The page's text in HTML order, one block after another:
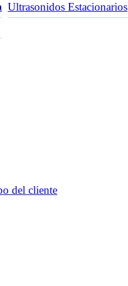
Ultrasonidos Estacionarios
del cliente